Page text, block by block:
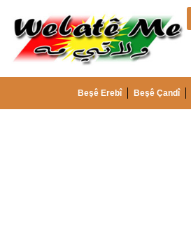
Beşê Erebî Beşê Çandî